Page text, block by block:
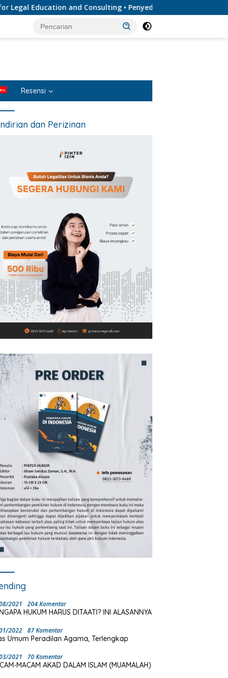
Education and Consulting • Penyedia Layanan Jasa Hukum
Resensi
dan Perizinan
2021 204 Komentar
HUKUM HARUS DITAATI? INI ALASANNYA
2022 87 Komentar
Umum Peradilan Agama, Terlengkap
2021 70 Komentar
MACAM AKAD DALAM ISLAM (MUAMALAH)